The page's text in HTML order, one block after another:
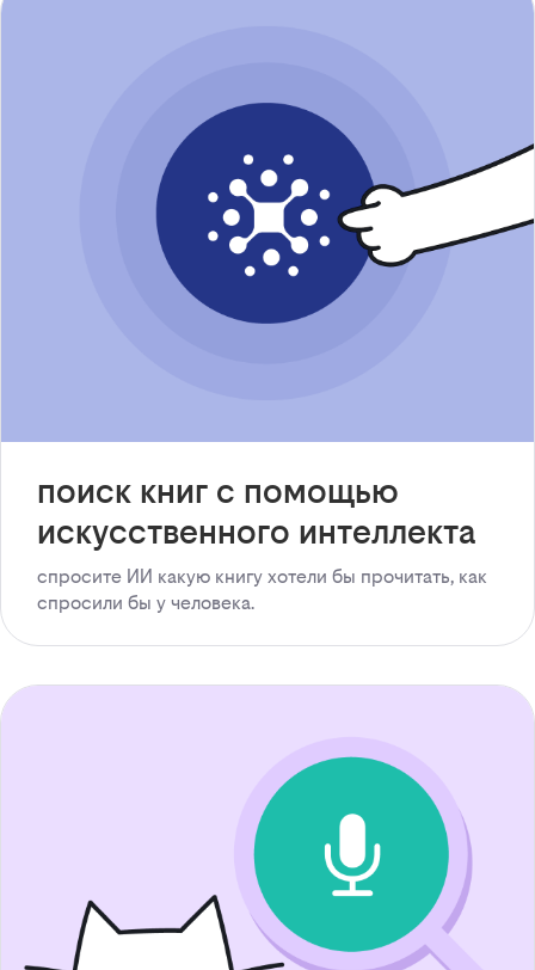
поиск книг с помощью
искусственного интеллекта
спросите ИИ какую книгу хотели бы прочитать, как
спросили бы у человека.